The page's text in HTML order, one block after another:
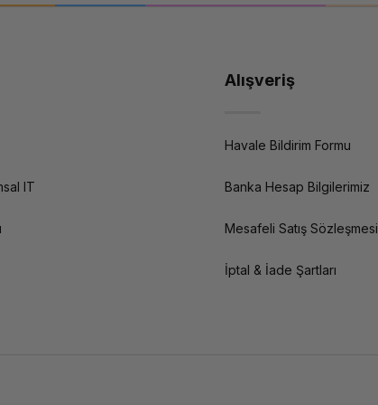
IT
Alışveriş
Havale Bildirim Formu
Banka Hesap Bilgilerimiz
Mesafeli Satış Sözleşmesi
İptal & İade Şartları